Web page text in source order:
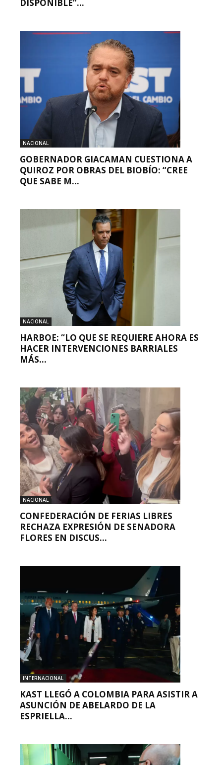
DISPONIBLE”...
NACIONAL
GOBERNADOR GIACAMAN CUESTIONA A
QUIROZ POR OBRAS DEL BIOBÍO: “CREE
QUE SABE M...
NACIONAL
HARBOE: “LO QUE SE REQUIERE AHORA ES
HACER INTERVENCIONES BARRIALES
MÁS...
NACIONAL
CONFEDERACIÓN DE FERIAS LIBRES
RECHAZA EXPRESIÓN DE SENADORA
FLORES EN DISCUS...
INTERNACIONAL
KAST LLEGÓ A COLOMBIA PARA ASISTIR A
ASUNCIÓN DE ABELARDO DE LA
ESPRIELLA...